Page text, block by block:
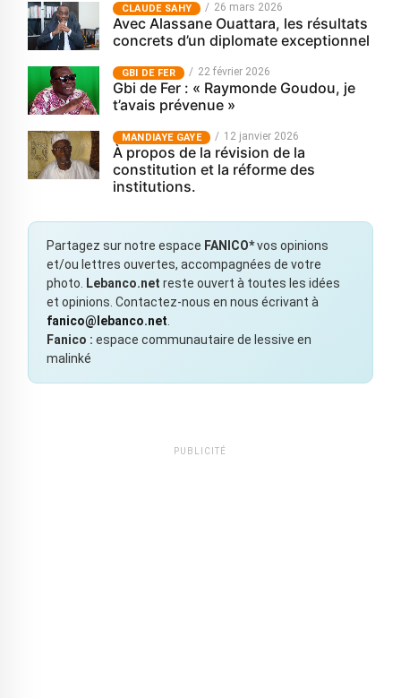
CLAUDE SAHY 26 mars 2026
Avec Alassane Ouattara, les résultats
concrets d’un diplomate exceptionnel
GBI DE FER 22 février 2026
Gbi de Fer : « Raymonde Goudou, je
t’avais prévenue »
MANDIAYE GAYE 12 janvier 2026
À propos de la révision de la
constitution et la réforme des
institutions.
Partagez sur notre espace FANICO*vos opinions
et/ou lettres ouvertes, accompagnées de votre
photo.
Lebanco.net reste ouvert à toutes les idées
et opinions. Contactez-nous en nous écrivant à
fanico@lebanco.net
Fanico : espace communautaire de lessive en
malinké
PUBLICITÉ